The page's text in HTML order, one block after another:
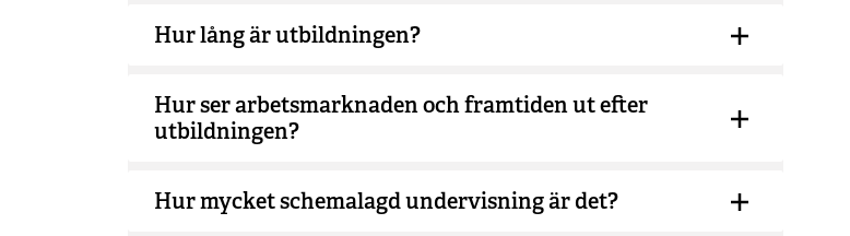
Hur lång är utbildningen?
Hur ser arbetsmarknaden och framtiden ut efter
utbildningen?
Hur mycket schemalagd undervisning är det?